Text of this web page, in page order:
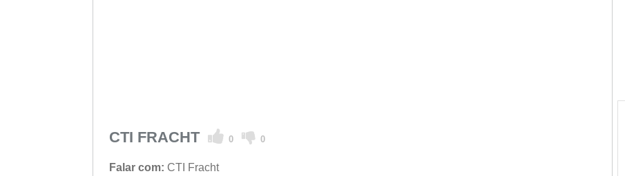
CTI FRACHT 0 0
Falar com: CTI Fracht